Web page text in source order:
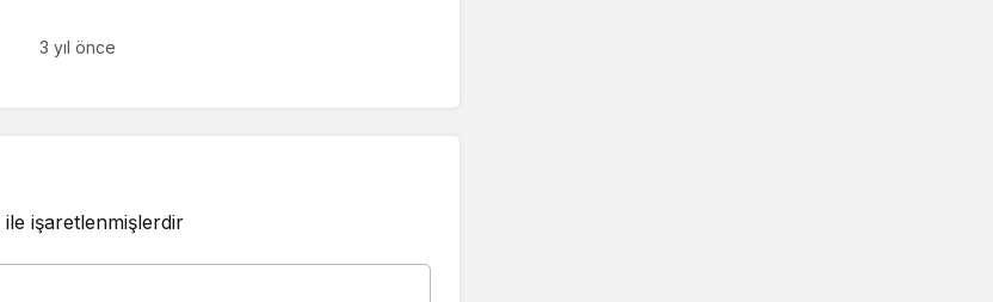
3 yıl önce
ile işaretlenmişlerdir